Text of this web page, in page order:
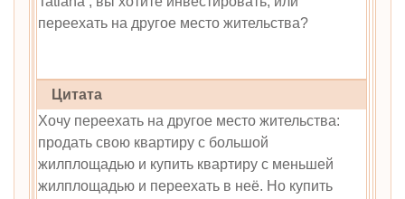
переехать на другое место жительства?
Цитата
Хочу переехать на другое место жительства:
продать свою квартиру с большой
жилплощадью и купить квартиру с меньшей
жилплощадью и переехать в неё. Но купить